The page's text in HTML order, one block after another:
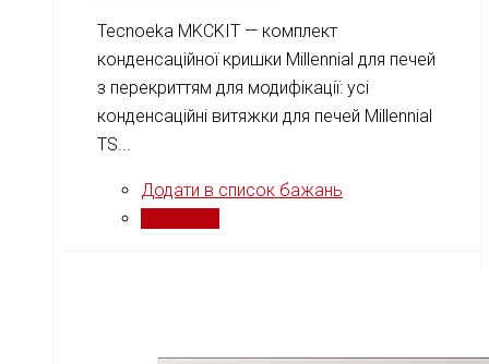
Tecnoeka MKCKIT — комплект
конденсаційної кришки Millennial для печей
з перекриттям для модифікації: усі
конденсаційні витяжки для печей Millennial
TS...
Додати в список бажань